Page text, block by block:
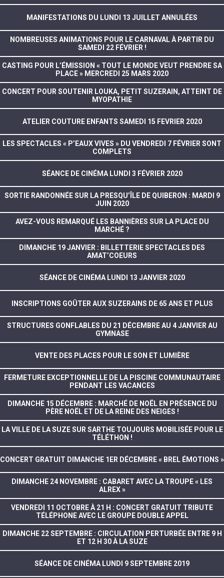
MANIFESTATIONS DU LUNDI 13 JUILLET ANNULÉES
NOMBREUSES ANIMATIONS POUR LE CARNAVAL À PARTIR DU
SAMEDI 22 FÉVRIER !
CASTING POUR L’ÉMISSION « TOUT LE MONDE VEUT PRENDRE SA
PLACE » MERCREDI 25 MARS 2020
CONCERT POUR SOUTENIR LOUKA, PETIT SUZERAIN, ATTEINT DE
MYOPATHIE
ATELIER COUTURE ENFANTS SAMEDI 15 FEVRIER 2020
LES SPECTACLES « P’EAUX VIVES » DU VENDREDI 7 FÉVRIER SONT
COMPLETS
SÉANCE DE CINÉMA LUNDI 3 FÉVRIER 2020
SORTIE RANDONNÉE SUR LA PRESQU’ÎLE DE QUIBERON : MARDI 9
JUIN 2020
AVEZ-VOUS REMARQUÉ LES BANNIÈRES SUR LA PLACE DU
MARCHÉ ?
DIMANCHE 19 JANVIER : BILLETTERIE SPECTACLES DES
AMAT’COEURS
SÉANCE DE CINÉMA LUNDI 13 JANVIER 2020
INSCRIPTIONS GOÛTER AUX SUZERAINS DE 65 ANS ET PLUS
STRUCTURES GONFLABLES DU 21 DÉCEMBRE AU 4 JANVIER AU
GYMNASE
VENTE DES PLACES POUR LE SON ET LUMIÈRE
FERMETURE EXCEPTIONNELLE DE LA PISCINE COMMUNAUTAIRE
PENDANT LES VACANCES
DIMANCHE 15 DÉCEMBRE : MARCHÉ DE NOËL EN PRÉSENCE DU
PÈRE NOËL ET DE LA REINE DES NEIGES !
LA VILLE DE LA SUZE SUR SARTHE TOUJOURS MOBILISÉE POUR LE
TÉLÉTHON !
CONCERT GRATUIT DIMANCHE 1ER DÉCEMBRE « BREL ÉMOTIONS »
DIMANCHE 24 NOVEMBRE : CABARET AVEC LA TROUPE « LES
ALREX »
VENDREDI 11 OCTOBRE À 21 H : CONCERT GRATUIT TRIBUTE
TÉLÉPHONE AVEC LE GROUPE DOUBLE APPEL
DIMANCHE 22 SEPTEMBRE : CIRCULATION PERTURBÉE ENTRE 9 H
ET 12 H 30 À LA SUZE
SÉANCE DE CINÉMA LUNDI 9 SEPTEMBRE 2019